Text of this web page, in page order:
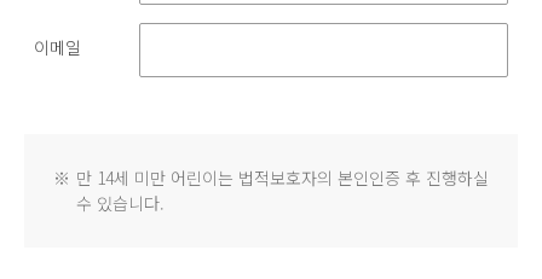
이메일
※ 만 14세 미만 어린이는 법적보호자의 본인인증 후 진행하실
수 있습니다.